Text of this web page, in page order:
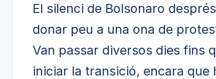
El silenci de Bolsonaro
donar peu a una ona de
Van passar diversos dies fins
iniciar la transició, encara